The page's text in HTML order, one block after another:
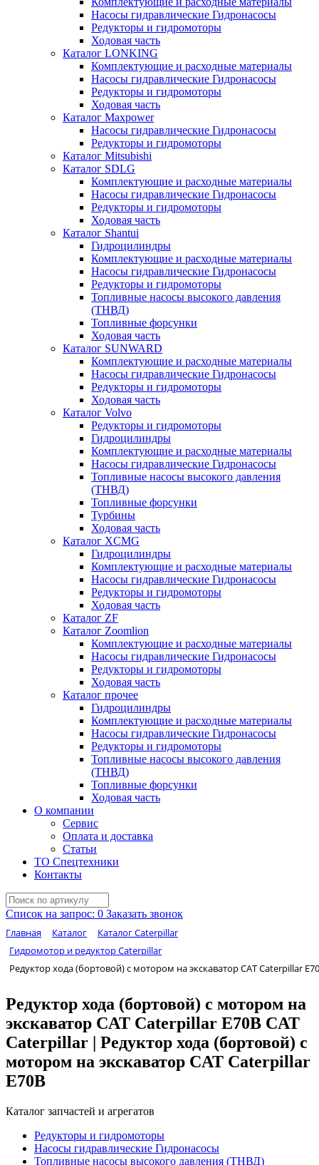
Насосы гидравлические Гидронасосы
Редукторы и гидромоторы
Ходовая часть
Каталог LONKING
Комплектующие и расходные материалы
Насосы гидравлические Гидронасосы
Редукторы и гидромоторы
Ходовая часть
Каталог Maxpower
Насосы гидравлические Гидронасосы
Редукторы и гидромоторы
Каталог Mitsubishi
Каталог SDLG
Комплектующие и расходные материалы
Насосы гидравлические Гидронасосы
Редукторы и гидромоторы
Ходовая часть
Каталог Shantui
Гидроцилиндры
Комплектующие и расходные материалы
Насосы гидравлические Гидронасосы
Редукторы и гидромоторы
Топливные насосы высокого давления
(ТНВД)
Топливные форсунки
Ходовая часть
Каталог SUNWARD
Комплектующие и расходные материалы
Насосы гидравлические Гидронасосы
Редукторы и гидромоторы
Ходовая часть
Каталог Volvo
Редукторы и гидромоторы
Гидроцилиндры
Комплектующие и расходные материалы
Насосы гидравлические Гидронасосы
Топливные насосы высокого давления
(ТНВД)
Топливные форсунки
Турбины
Ходовая часть
Каталог XCMG
Гидроцилиндры
Комплектующие и расходные материалы
Насосы гидравлические Гидронасосы
Редукторы и гидромоторы
Ходовая часть
Каталог ZF
Каталог Zoomlion
Комплектующие и расходные материалы
Насосы гидравлические Гидронасосы
Редукторы и гидромоторы
Ходовая часть
Каталог прочее
Гидроцилиндры
Комплектующие и расходные материалы
Насосы гидравлические Гидронасосы
Редукторы и гидромоторы
Топливные насосы высокого давления
(ТНВД)
Топливные форсунки
Ходовая часть
О компании
Сервис
Оплата и доставка
Статьи
ТО Спецтехники
Контакты
Список на запрос: 0 Заказать звонок
Главная Каталог
Каталог Caterpillar
Гидромотор и редуктор Caterpillar
Редуктор хода (бортовой) с мотором на экскаватор CAT Caterpillar
Редуктор хода (бортовой) с мотором на
экскаватор CAT Caterpillar E70B CAT
Caterpillar | Редуктор хода (бортовой) с
мотором на экскаватор CAT Caterpillar
E70B
Каталог запчастей и агрегатов
Редукторы и гидромоторы
Насосы гидравлические Гидронасосы
Топливные насосы высокого давления (ТНВД)